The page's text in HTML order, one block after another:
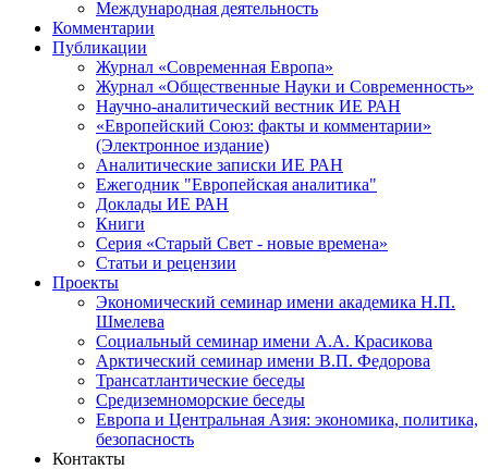
Международная деятельность
Комментарии
Публикации
Журнал «Современная Европа»
Журнал «Общественные Науки и Современность»
Научно-аналитический вестник ИЕ РАН
«Европейский Союз: факты и комментарии»
(Электронное издание)
Аналитические записки ИЕ РАН
Ежегодник "Европейская аналитика"
Доклады ИЕ РАН
Книги
Серия «Старый Свет - новые времена»
Статьи и рецензии
Проекты
Экономический семинар имени академика Н.П.
Шмелева
Социальный семинар имени А.А. Красикова
Арктический семинар имени В.П. Федорова
Трансатлантические беседы
Средиземноморские беседы
Европа и Центральная Азия: экономика, политика,
безопасность
Контакты